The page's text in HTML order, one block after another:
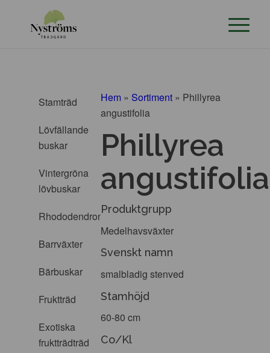
Stamträd
Lövfällande
buskar
Vintergröna
lövbuskar
Rhododendron
Barrväxter
Bärbuskar
Fruktträd
Exotiska
fruktträdträd
Hem » Sortiment » Phillyrea
angustifolia
Phillyrea
angustifolia
Produktgrupp
Medelhavsväxter
Svenskt namn
smalbladig stenved
Stamhöjd
60-80 cm
Co/Kl